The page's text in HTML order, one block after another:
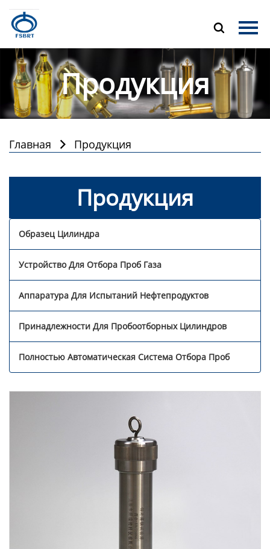

Главная
Продукция
О Нас
Новости
Продукция
Главная  Продукция
Продукция
Образец Цилиндра
Устройство Для Отбора Проб Газа
Аппаратура Для Испытаний Нефтепродуктов
Принадлежности Для Пробоотборных Цилиндров
Полностью Автоматическая Система Отбора Проб